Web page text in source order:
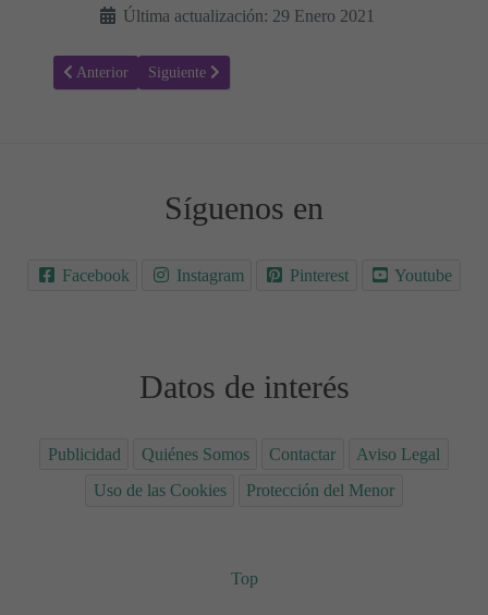
Última actualización: 29 Enero 2021
Artículo anterior: Qi Gong
Anterior Artículo siguiente: ¡Que no te Falten Vitaminas!
Siguiente
Síguenos en
Facebook Instagram Pinterest Youtube
Datos de interés
Publicidad Quiénes Somos Contactar
Aviso Legal
Uso de las Cookies
Protección del Menor
Top